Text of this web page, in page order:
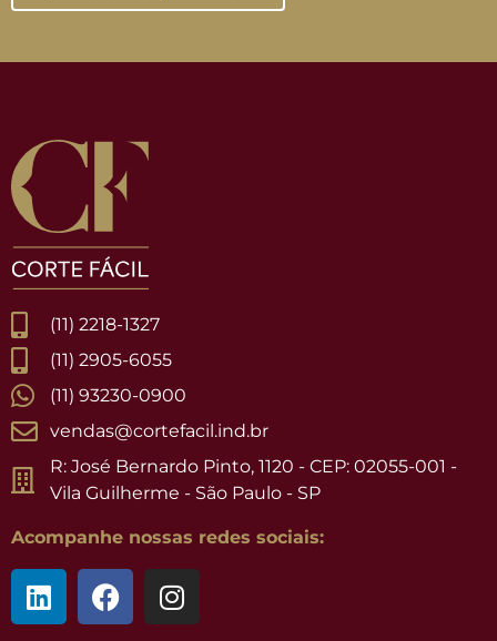
(11) 2218-1327
(11) 2905-6055
(11) 93230-0900
vendas@cortefacil.ind.br
R: José Bernardo Pinto, 1120 - CEP: 02055-001 -
Vila Guilherme - São Paulo - SP
Acompanhe nossas redes sociais: